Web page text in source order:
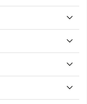
BETYG 0